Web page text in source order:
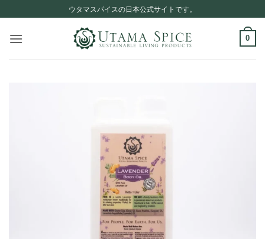
to
content
ウタマスパイスの日本公式サイトです。
0